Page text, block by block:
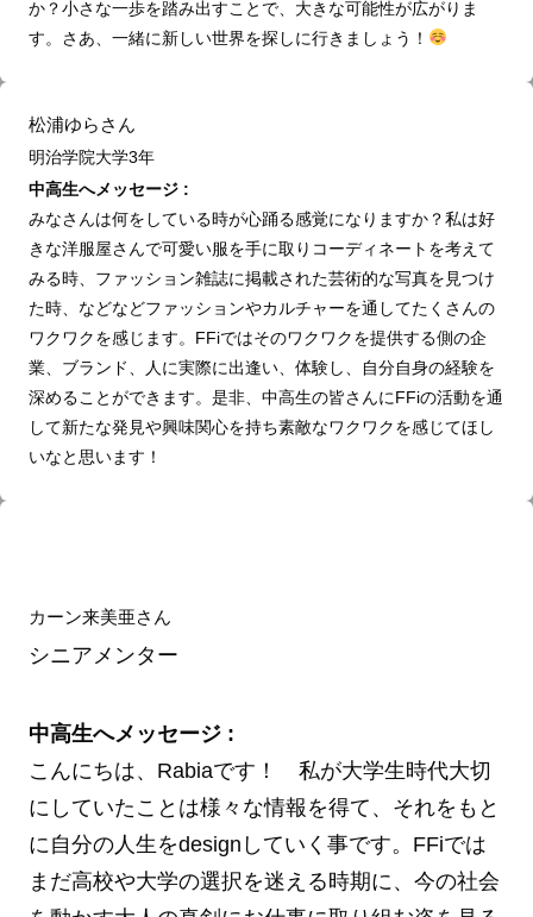
か？小さな一歩を踏み出すことで、大きな可能性が広がりま
す。さあ、一緒に新しい世界を探しに行きましょう！
松浦ゆらさん
明治学院大学3年
中高生へメッセージ :
みなさんは何をしている時が心踊る感覚になりますか？私は好
きな洋服屋さんで可愛い服を手に取りコーディネートを考えて
みる時、ファッション雑誌に掲載された芸術的な写真を見つけ
た時、などなどファッションやカルチャーを通してたくさんの
ワクワクを感じます。FFiではそのワクワクを提供する側の企
業、ブランド、人に実際に出逢い、体験し、自分自身の経験を
深めることができます。是非、中高生の皆さんにFFiの活動を通
して新たな発見や興味関心を持ち素敵なワクワクを感じてほし
いなと思います！
カーン来美亜さん
シニアメンター
中高生へメッセージ :
こんにちは、Rabiaです！ 私が大学生時代大切
にしていたことは様々な情報を得て、それをもと
に自分の人生をdesignしていく事です。FFiでは
まだ高校や大学の選択を迷える時期に、今の社会